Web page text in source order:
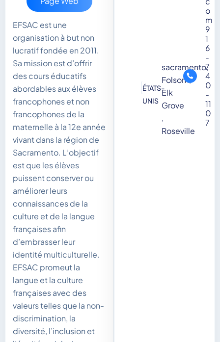
EFSAC est une
organisation à but non
lucratif fondée en 2011.
Sa mission est d’offrir
des cours éducatifs
abordables aux élèves
francophones et non
francophones de la
maternelle à la 12e année
vivant dans la région de
Sacramento. L’objectif
est que les élèves
puissent conserver ou
améliorer leurs
connaissances de la
culture et de la langue
françaises afin
d’embrasser leur
identité multiculturelle.
EFSAC promeut la
langue et la culture
françaises avec des
valeurs telles que la non-
discrimination, la
diversité, l’inclusion et
ÉTATS-
UNIS
sacramento,
Folsom,
Elk
Grove
,
Roseville
o
m
9
1
6
-
7
4
0
-
11
0
7